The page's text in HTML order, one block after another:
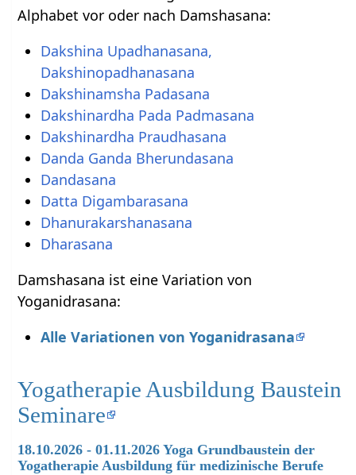
Alphabet vor oder nach Damshasana:
Dakshina Upadhanasana,
Dakshinopadhanasana
Dakshinamsha Padasana
Dakshinardha Pada Padmasana
Dakshinardha Praudhasana
Danda Ganda Bherundasana
Dandasana
Datta Digambarasana
Dhanurakarshanasana
Dharasana
Damshasana ist eine Variation von
Yoganidrasana:
Alle Variationen von Yoganidrasana
Yogatherapie Ausbildung Baustein
Seminare
18.10.2026 - 01.11.2026 Yoga Grundbaustein der
Yogatherapie Ausbildung für medizinische Berufe